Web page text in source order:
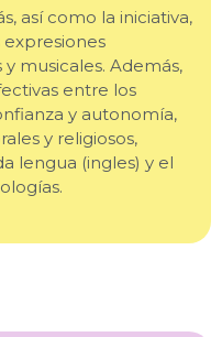
así como la iniciativa,
musicales. Además,
entre los
y autonomía,
y religiosos,
lengua (ingles) y el